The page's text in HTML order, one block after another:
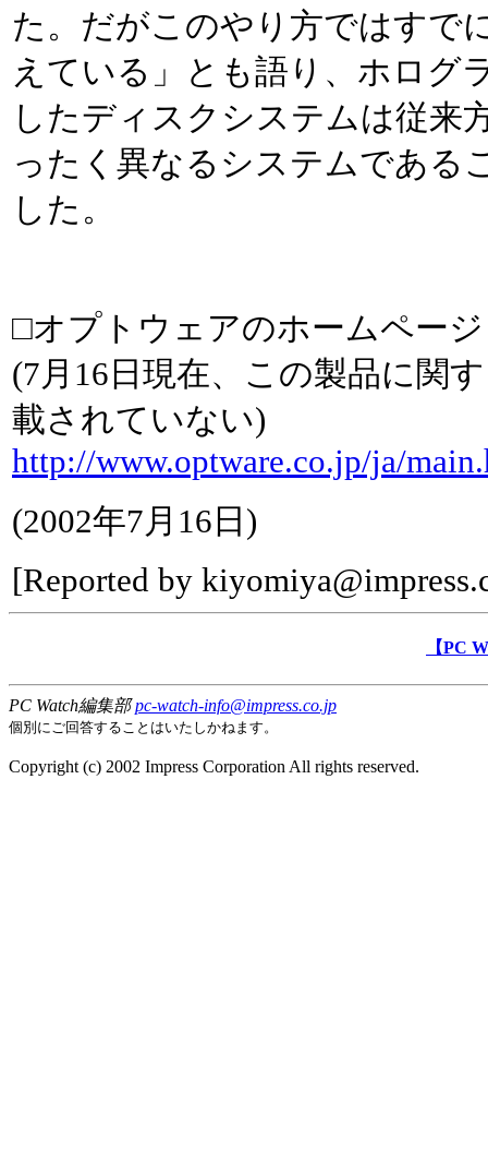
た。だがこのやり方ではすで
えている」とも語り、ホログ
したディスクシステムは従来
ったく異なるシステムである
した。
□オプトウェアのホームページ
(7月16日現在、この製品に関
載されていない)
http://www.optware.co.jp/ja/
(2002年7月16日 )
[Reported by
【PC
PC Watch編集部pc-watch-info@impress.co.jp
個別にご回答することはいたしかねます。
Copyright (c) 2002 Impress Corporation All rights reserved.